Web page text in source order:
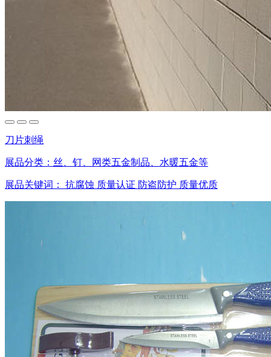
刀片刺绳
展品分类： 丝、钉、网类五金制品、水暖五金等
展品关键词： 抗腐蚀 质量认证 防盗防护 质量优质